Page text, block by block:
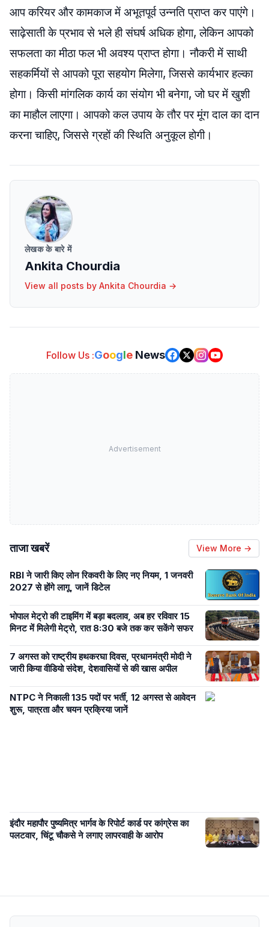
आप करियर और कामकाज में अभूतपूर्व उन्नति प्राप्त कर पाएंगे।
साढ़ेसाती के प्रभाव से भले ही संघर्ष अधिक होगा, लेकिन आपको
सफलता का मीठा फल भी अवश्य प्राप्त होगा। नौकरी में साथी
सहकर्मियों से आपको पूरा सहयोग मिलेगा, जिससे कार्यभार हल्का
होगा। किसी मांगलिक कार्य का संयोग भी बनेगा, जो घर में खुशी
का माहौल लाएगा। आपको कल उपाय के तौर पर मूंग दाल का दान
करना चाहिए, जिससे ग्रहों की स्थिति अनुकूल होगी।
लेखक के बारे में
Ankita Chourdia
View all posts by Ankita Chourdia →
Follow Us :Google News
Advertisement
ताजा खबरें View More →
RBI ने जारी किए लोन रिकवरी के लिए नए नियम, 1 जनवरी
2027 से होंगे लागू, जानें डिटेल
भोपाल मेट्रो की टाइमिंग में बड़ा बदलाव, अब हर रविवार 15
मिनट में मिलेगी मेट्रो, रात 8:30 बजे तक कर सकेंगे सफर
7 अगस्त को राष्ट्रीय हथकरघा दिवस, प्रधानमंत्री मोदी ने
जारी किया वीडियो संदेश, देशवासियों से की खास अपील
NTPC ने निकाली 135 पदों पर भर्ती, 12 अगस्त से आवेदन
शुरू, पात्रता और चयन प्रक्रिया जानें
इंदौर महापौर पुष्यमित्र भार्गव के रिपोर्ट कार्ड पर कांग्रेस का
पलटवार, चिंटू चौकसे ने लगाए लापरवाही के आरोप